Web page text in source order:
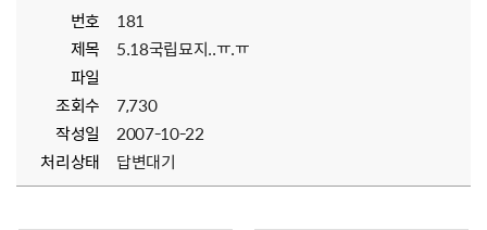
번호
181
제목
5.18국립묘지..ㅠ.ㅠ
파일
조회수
7,730
작성일
2007-10-22
처리상태
답변대기